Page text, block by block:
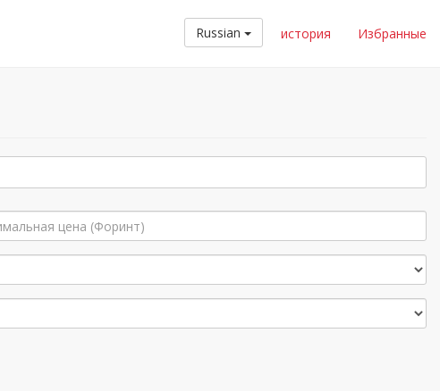
Russian история Избранные